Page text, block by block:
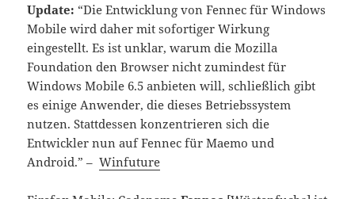
Update: “Die Entwicklung von Fennec für Windows
Mobile wird daher mit sofortiger Wirkung
eingestellt. Es ist unklar, warum die Mozilla
Foundation den Browser nicht zumindest für
Windows Mobile 6.5 anbieten will, schließlich gibt
es einige Anwender, die dieses Betriebssystem
nutzen. Stattdessen konzentrieren sich die
Entwickler nun auf Fennec für Maemo und
Android.” –Winfuture